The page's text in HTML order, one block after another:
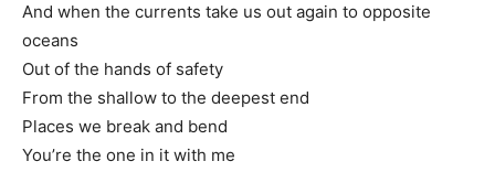
And when the currents take us out again to opposite
oceans
Out of the hands of safety
From the shallow to the deepest end
Places we break and bend
You’re the one in it with me